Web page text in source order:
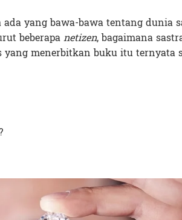
yang bawa-bawa tentang dunia
beberapanetizen, bagaimana
yang menerbitkan buku itu ternyata